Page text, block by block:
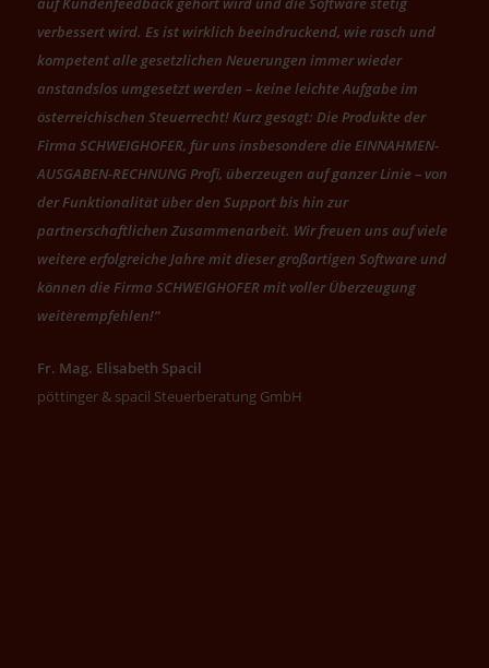
verbessert wird. Es ist wirklich beeindruckend, wie rasch und
kompetent alle gesetzlichen Neuerungen immer wieder
anstandslos umgesetzt werden – keine leichte Aufgabe im
österreichischen Steuerrecht! Kurz gesagt: Die Produkte der
Firma SCHWEIGHOFER, für uns insbesondere die EINNAHMEN-
AUSGABEN-RECHNUNG Profi, überzeugen auf ganzer Linie – von
der Funktionalität über den Support bis hin zur
partnerschaftlichen Zusammenarbeit. Wir freuen uns auf viele
weitere erfolgreiche Jahre mit dieser großartigen Software und
können die Firma SCHWEIGHOFER mit voller Überzeugung
weiterempfehlen!“
Fr. Mag. Elisabeth Spacil
pöttinger & spacil Steuerberatung GmbH